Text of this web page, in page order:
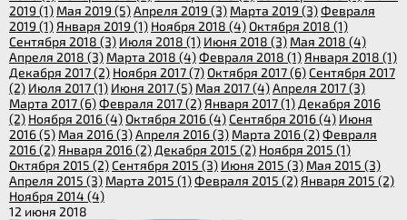
2019 (1) Мая 2019 (5)Апреля 2019 (3) Марта 2019 (3)Февраля
2019 (1) Января 2019 (1) Ноября 2018 (4)Октября 2018 (1)
Сентября 2018 (3) Июля 2018 (1) Июня 2018 (3) Мая 2018 (4)
Апреля 2018 (3) Марта 2018 (4)Февраля 2018 (1) Января 2018 (1)
Декабря 2017 (2) Ноября 2017 (7)Октября 2017 (6)Сентября 2017
(2) Июля 2017 (1) Июня 2017 (5) Мая 2017 (4)Апреля 2017 (3)
Марта 2017 (6)Февраля 2017 (2) Января 2017 (1) Декабря 2016
(2) Ноября 2016 (4)Октября 2016 (4)Сентября 2016 (4) Июня
2016 (5) Мая 2016 (3)Апреля 2016 (3) Марта 2016 (2)Февраля
2016 (2) Января 2016 (2) Декабря 2015 (2) Ноября 2015 (1)
Октября 2015 (2)Сентября 2015 (3) Июня 2015 (3) Мая 2015 (3)
Апреля 2015 (3) Марта 2015 (1)Февраля 2015 (2) Января 2015 (2)
Ноября 2014 (4)
12 июня 2018